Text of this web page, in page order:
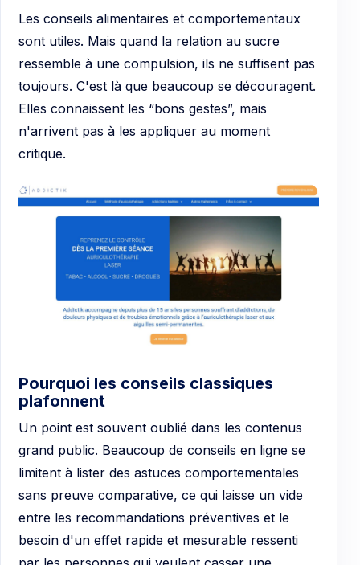
Les conseils alimentaires et comportementaux
sont utiles. Mais quand la relation au sucre
ressemble à une compulsion, ils ne suffisent pas
toujours. C'est là que beaucoup se découragent.
Elles connaissent les “bons gestes”, mais
n'arrivent pas à les appliquer au moment
critique.
Pourquoi les conseils classiques
plafonnent
Un point est souvent oublié dans les contenus
grand public. Beaucoup de conseils en ligne se
limitent à lister des astuces comportementales
sans preuve comparative, ce qui laisse un vide
entre les recommandations préventives et le
besoin d'un effet rapide et mesurable ressenti